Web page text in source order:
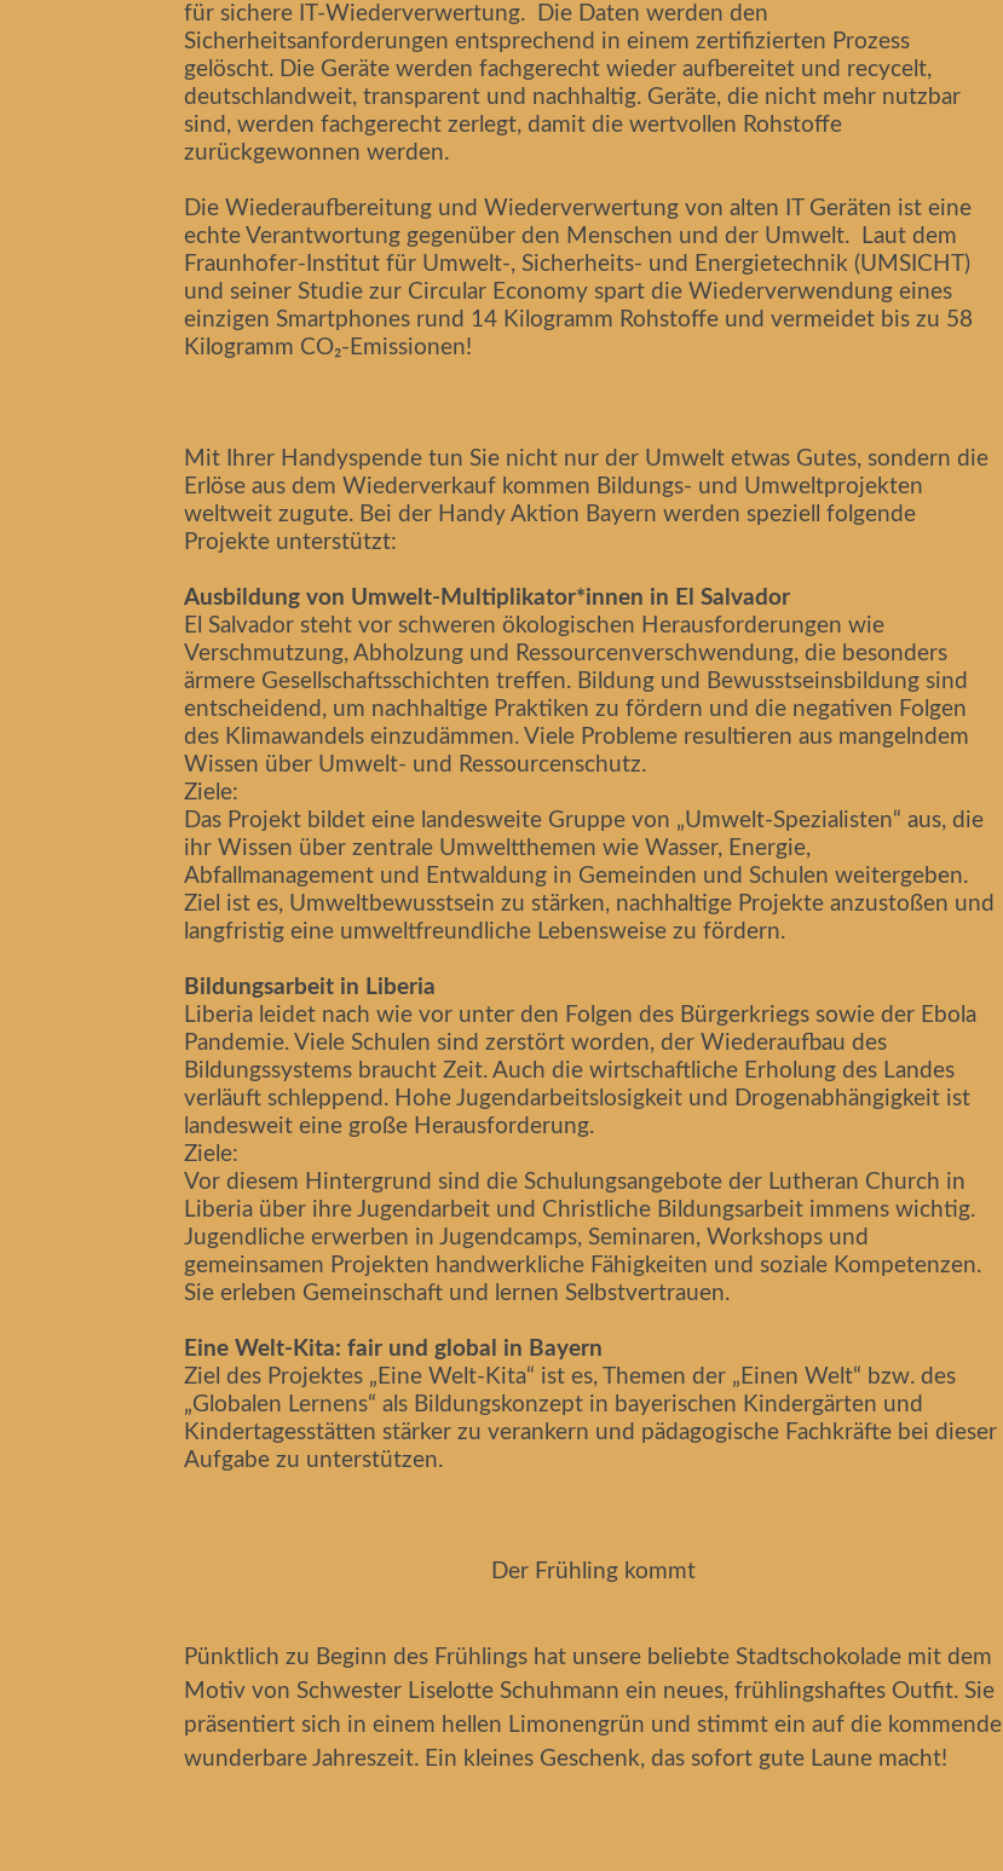
für sichere IT-Wiederverwertung. Die Daten werden den
Sicherheitsanforderungen entsprechend in einem zertifizierten Prozess
gelöscht. Die Geräte werden fachgerecht wieder aufbereitet und recycelt,
deutschlandweit, transparent und nachhaltig. Geräte, die nicht mehr nutzbar
sind, werden fachgerecht zerlegt, damit die wertvollen Rohstoffe
zurückgewonnen werden.
Die Wiederaufbereitung und Wiederverwertung von alten IT Geräten ist eine
echte Verantwortung gegenüber den Menschen und der Umwelt. Laut dem
Fraunhofer-Institut für Umwelt-, Sicherheits- und Energietechnik (UMSICHT)
und seiner Studie zur Circular Economy spart die Wiederverwendung eines
einzigen Smartphones rund 14 Kilogramm Rohstoffe und vermeidet bis zu 58
Kilogramm CO₂-Emissionen!
Mit Ihrer Handyspende tun Sie nicht nur der Umwelt etwas Gutes, sondern die
Erlöse aus dem Wiederverkauf kommen Bildungs- und Umweltprojekten
weltweit zugute. Bei der Handy Aktion Bayern werden speziell folgende
Projekte unterstützt:
Ausbildung von Umwelt-Multiplikator*innen in El Salvador
El Salvador steht vor schweren ökologischen Herausforderungen wie
Verschmutzung, Abholzung und Ressourcenverschwendung, die besonders
ärmere Gesellschaftsschichten treffen. Bildung und Bewusstseinsbildung sind
entscheidend, um nachhaltige Praktiken zu fördern und die negativen Folgen
des Klimawandels einzudämmen. Viele Probleme resultieren aus mangelndem
Wissen über Umwelt- und Ressourcenschutz.
Ziele:
Das Projekt bildet eine landesweite Gruppe von „Umwelt-Spezialisten“ aus, die
ihr Wissen über zentrale Umweltthemen wie Wasser, Energie,
Abfallmanagement und Entwaldung in Gemeinden und Schulen weitergeben.
Ziel ist es, Umweltbewusstsein zu stärken, nachhaltige Projekte anzustoßen und
langfristig eine umweltfreundliche Lebensweise zu fördern.
Bildungsarbeit in Liberia
Liberia leidet nach wie vor unter den Folgen des Bürgerkriegs sowie der Ebola
Pandemie. Viele Schulen sind zerstört worden, der Wiederaufbau des
Bildungssystems braucht Zeit. Auch die wirtschaftliche Erholung des Landes
verläuft schleppend. Hohe Jugendarbeitslosigkeit und Drogenabhängigkeit ist
landesweit eine große Herausforderung.
Ziele:
Vor diesem Hintergrund sind die Schulungsangebote der Lutheran Church in
Liberia über ihre Jugendarbeit und Christliche Bildungsarbeit immens wichtig.
Jugendliche erwerben in Jugendcamps, Seminaren, Workshops und
gemeinsamen Projekten handwerkliche Fähigkeiten und soziale Kompetenzen.
Sie erleben Gemeinschaft und lernen Selbstvertrauen.
Eine Welt-Kita: fair und global in Bayern
Ziel des Projektes „Eine Welt-Kita“ ist es, Themen der „Einen Welt“ bzw. des
„Globalen Lernens“ als Bildungskonzept in bayerischen Kindergärten und
Kindertagesstätten stärker zu verankern und pädagogische Fachkräfte bei dieser
Aufgabe zu unterstützen.
Der Frühling kommt
Pünktlich zu Beginn des Frühlings hat unsere beliebte Stadtschokolade mit dem
Motiv von Schwester Liselotte Schuhmann ein neues, frühlingshaftes Outfit. Sie
präsentiert sich in einem hellen Limonengrün und stimmt ein auf die kommende
wunderbare Jahreszeit. Ein kleines Geschenk, das sofort gute Laune macht!